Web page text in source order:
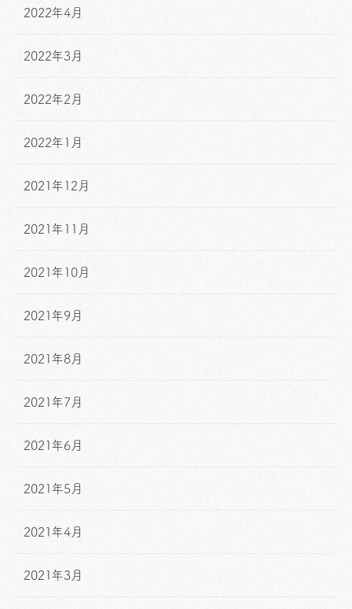
2022年4月
2022年3月
2022年2月
2022年1月
2021年12月
2021年11月
2021年10月
2021年9月
2021年8月
2021年7月
2021年6月
2021年5月
2021年4月
2021年3月